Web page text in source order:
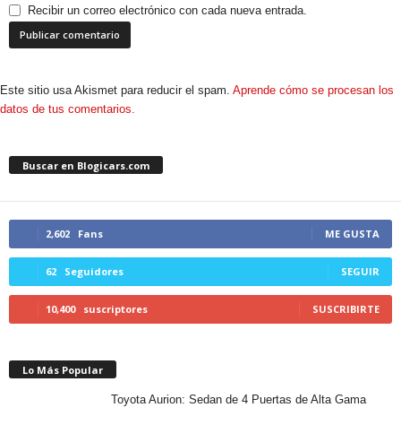
Recibir un correo electrónico con cada nueva entrada.
Este sitio usa Akismet para reducir el spam. Aprende cómo se procesan los
datos de tus comentarios.
Buscar en Blogicars.com
2,602 Fans ME GUSTA
62 Seguidores SEGUIR
10,400 suscriptores SUSCRIBIRTE
Lo Más Popular
Toyota Aurion: Sedan de 4 Puertas de Alta Gama